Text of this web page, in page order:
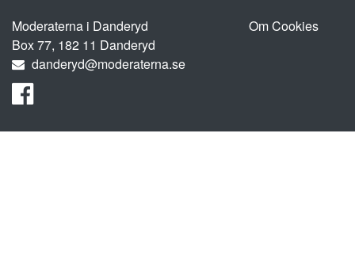
Moderaterna i Danderyd
Box 77, 182 11 Danderyd
danderyd@moderaterna.se
Om Cookies